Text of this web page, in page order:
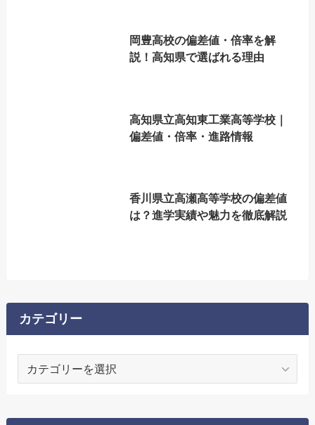
岡豊高校の偏差値・倍率を解
説！高知県で選ばれる理由
高知県立高知東工業高等学校｜
偏差値・倍率・進路情報
香川県立高瀬高等学校の偏差値
は？進学実績や魅力を徹底解説
カテゴリー